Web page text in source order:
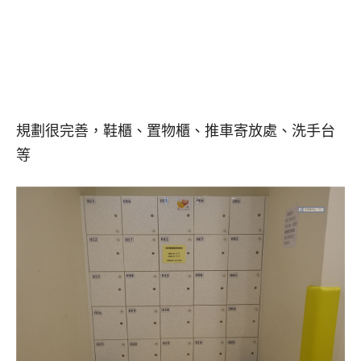
規劃很完善，鞋櫃、置物櫃、推車寄放處、洗手台
等